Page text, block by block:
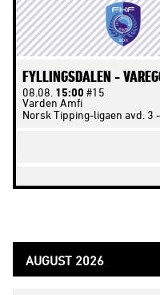
FYLLINGSDALEN -
08.08. 15:00 #15
Varden Amfi
Norsk Tipping-ligaen avd. 3
AUGUST 2026